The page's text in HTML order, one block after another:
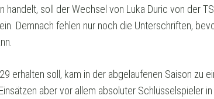
handelt, soll der Wechsel von Luka Duric von der
Demnach fehlen nur noch die Unterschriften,
erhalten soll, kam in der abgelaufenen Saison zu
aber vor allem absoluter Schlüsselspieler